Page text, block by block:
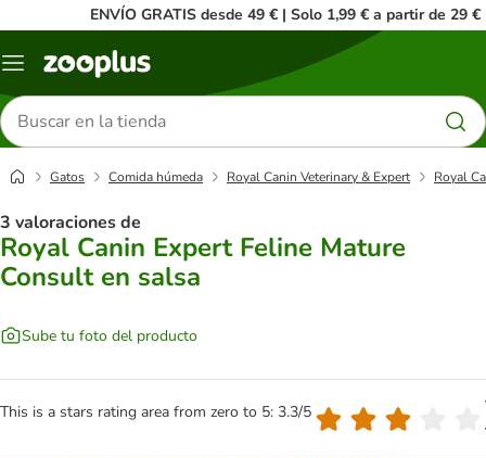
ENVÍO GRATIS desde 49 € | Solo 1,99 € a partir de 29 €
Menú
Buscar
productos
Gatos Comida húmeda Royal Canin Veterinary & Expert Royal
3 valoraciones de
Royal Canin Expert Feline Mature
Consult en salsa
Sube tu foto del producto
This is a stars rating area from zero to 5: 3.3/5